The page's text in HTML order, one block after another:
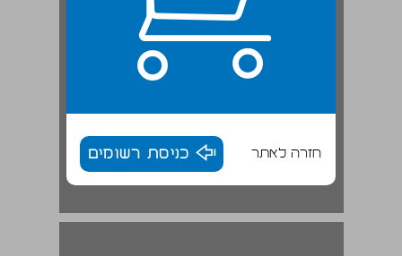
חזרה לאתר כניסת רשומים